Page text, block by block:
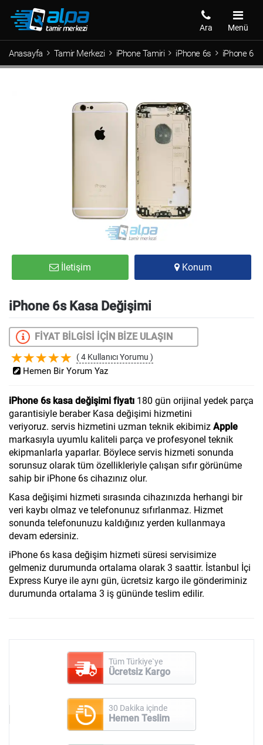
Menü
Ara
Anasayfa Tamir Merkezi iPhone Tamiri iPhone 6s iPhone 6s
İletişim Konum
iPhone 6s Kasa Değişimi
FİYAT BİLGİSİ İÇİN BİZE ULAŞIN
( 4 Kullanıcı Yorumu )
Hemen Bir Yorum Yaz
iPhone 6s kasa değişimi fiyatı 180 gün orijinal yedek parça
garantisiyle beraber Kasa değişimi hizmetini
veriyoruz. servis hizmetini uzman teknik ekibimiz Apple
markasıyla uyumlu kaliteli parça ve profesyonel teknik
ekipmanlarla yaparlar. Böylece servis hizmeti sonunda
sorunsuz olarak tüm özellikleriyle çalışan sıfır görünüme
sahip bir iPhone 6s cihazınız olur.
Kasa değişimi hizmeti sırasında cihazınızda herhangi bir
veri kaybı olmaz ve telefonunuz sıfırlanmaz. Hizmet
sonunda telefonunuzu kaldığınız yerden kullanmaya
devam edersiniz.
iPhone 6s kasa değişim hizmeti süresi servisimize
gelmeniz durumunda ortalama olarak 3 saattir. İstanbul İçi
Express Kurye ile aynı gün, ücretsiz kargo ile gönderiminiz
durumunda ortalama 3 iş gününde teslim edilir.
Tüm Türkiye`ye
Ücretsiz Kargo
30 Dakika içinde
Hemen Teslim